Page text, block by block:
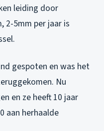
leiding door
2-5mm per jaar is
gespoten en was het
Nu
en ze heeft 10 jaar
aan herhaalde